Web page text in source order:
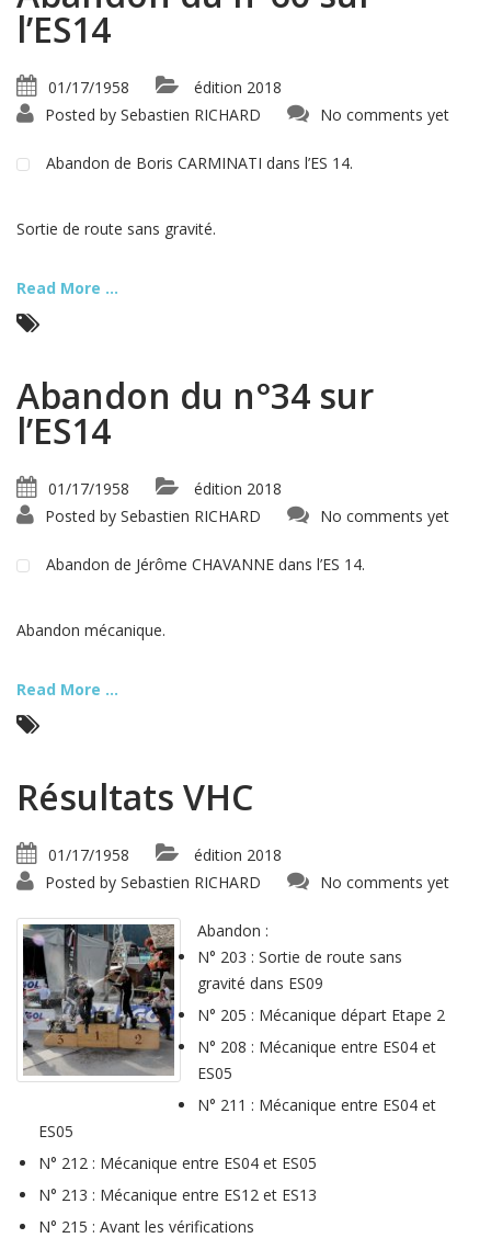
l’ES14
01/17/1958
édition 2018
Posted by Sebastien RICHARD No comments yet
Abandon de Boris CARMINATI dans l’ES 14.
Sortie de route sans gravité.
Read More ...
Abandon du n°34 sur
l’ES14
01/17/1958
édition 2018
Posted by Sebastien RICHARD No comments yet
Abandon de Jérôme CHAVANNE dans l’ES 14.
Abandon mécanique.
Read More ...
Résultats VHC
01/17/1958
édition 2018
Posted by Sebastien RICHARD No comments yet
Abandon :
N° 203 : Sortie de route sans
gravité dans ES09
N° 205 : Mécanique départ Etape 2
N° 208 : Mécanique entre ES04 et
ES05
N° 211 : Mécanique entre ES04 et
ES05
N° 212 : Mécanique entre ES04 et ES05
N° 213 : Mécanique entre ES12 et ES13
N° 215 : Avant les vérifications